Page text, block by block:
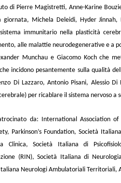
di Pierre Magistretti, Anne-Karine
giornata, Michela Deleidi, Hyder
immunitario nella plasticità
alle malattie neurodegenerative e a
Munchau e Giacomo Kochche
incidono pesantemente sulla qualità
Di Lazzaro, Antonio Pisani, Alessio Di
per ricablare il sistema nervoso a
da: International Association
Parkinson’s Foundation, Società
Clinica, Società Italiana di
(RIN), Società Italiana di
Neurologi Ambulatoriali Territoriali,